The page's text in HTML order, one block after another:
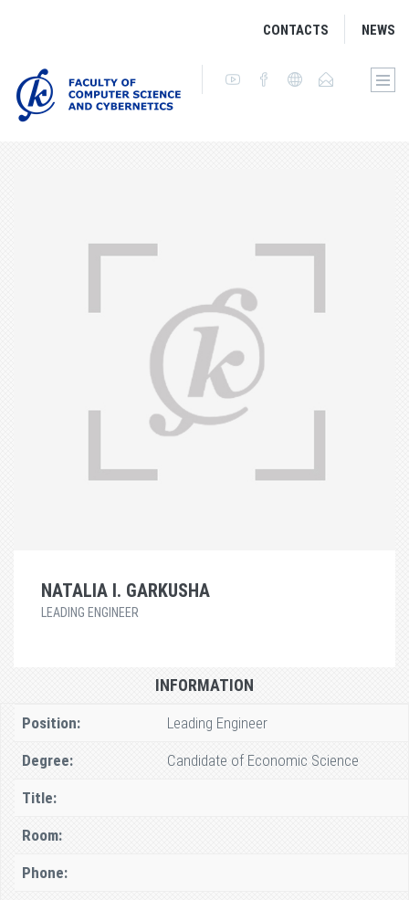
CONTACTS NEWS
NATALIA I. GARKUSHA
LEADING ENGINEER
INFORMATION
Position: Leading Engineer
Degree: Candidate of Economic Science
Title:
Room:
Phone: